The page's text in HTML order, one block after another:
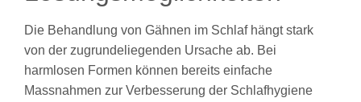
Die Behandlung von Gähnen im Schlaf hängt stark
von der zugrundeliegenden Ursache ab. Bei
harmlosen Formen können bereits einfache
Massnahmen zur Verbesserung der Schlafhygiene